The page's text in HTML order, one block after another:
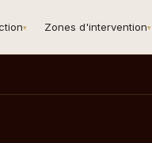
▾ Zones d'intervention▾